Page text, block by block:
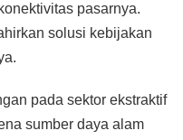
pasarnya.
solusi kebijakan
pada sektor ekstraktif
sumber daya alam